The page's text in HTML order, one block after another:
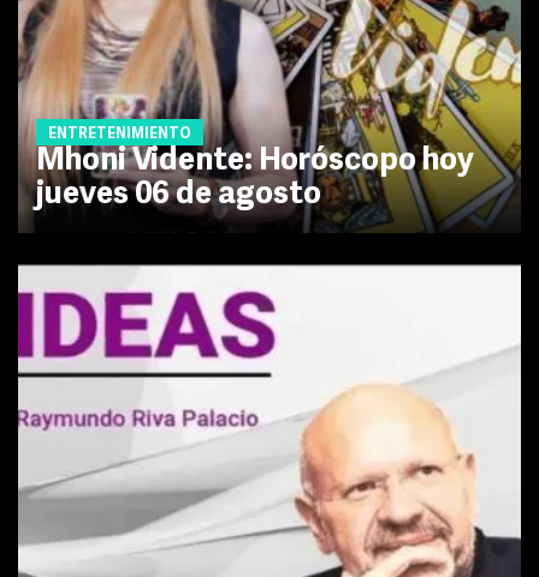
ENTRETENIMIENTO
Mhoni Vidente: Horóscopo hoy
jueves 06 de agosto